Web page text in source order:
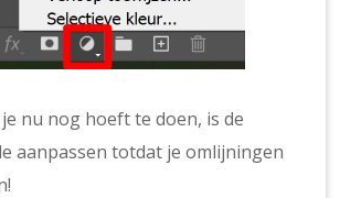
nu nog hoeft te doen, is de
aanpassen totdat je omlijningen